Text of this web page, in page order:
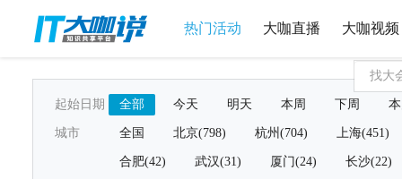
热门活动 大咖直播 大咖视频
起始日期 全部 今天 明天 本周 下周
城市 全国 北京(798) 杭州(704) 上海(451)
合肥(42) 武汉(31) 厦门(24) 长沙(22)